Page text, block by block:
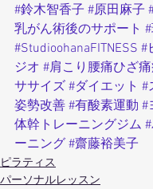
#鈴木智香子 #原田麻子
乳がん術後のサポート
#StudioohanaFITNESS #
ジオ #肩こり腰痛ひざ
ササイズ #ダイエット #
姿勢改善 #有酸素運動 #
体幹トレーニングジム
ーニング #齋藤裕美子
ピラティス
パーソナルレッスン